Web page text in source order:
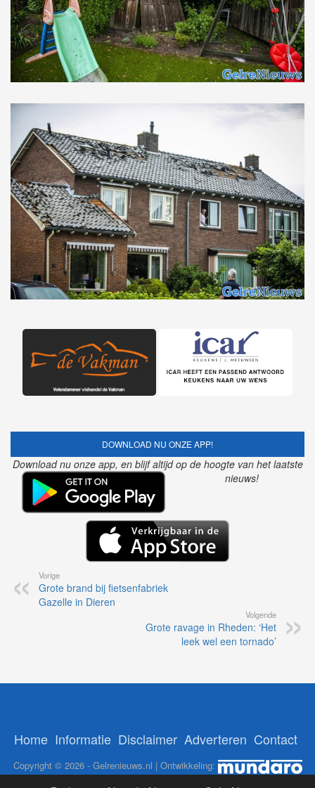
DOWNLOAD NU ONZE APP!
Download nu onze app, en blijf altijd op de hoogte van het laatste
nieuws!
Vorige
Grote brand bij fietsenfabriek
Gazelle in Dieren
Volgende
Grote ravage in Rheden: ‘Het
leek wel een tornado’
Home Informatie Disclaimer Adverteren Contact
Copyright © 2026 - Gelrenieuws.nl | Ontwikkeling: